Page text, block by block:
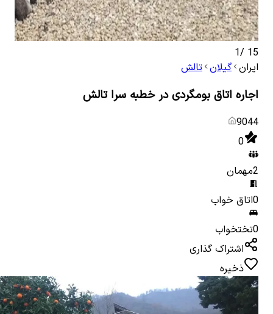
15
/
1
ایران گیلان تالش
اجاره اتاق بومگردی در خطبه سرا تالش
9044
0
2مهمان
0اتاق خواب
0تختخواب
اشتراک گذاری
ذخیره